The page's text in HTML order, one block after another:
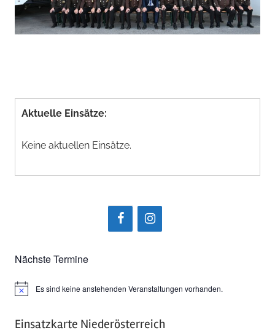
Aktuelle Einsätze:
Keine aktuellen Einsätze.
Nächste Termine
HinweisEs sind keine anstehenden Veranstaltungen vorhanden.
Einsatzkarte Niederösterreich